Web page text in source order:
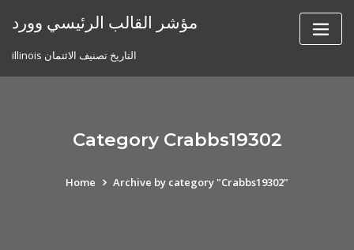
مؤشر القالب الرئيسي وورد
illinois التاريخ تصنيف الائتمان
Category Crabbs19302
Home Archive by category "Crabbs19302"